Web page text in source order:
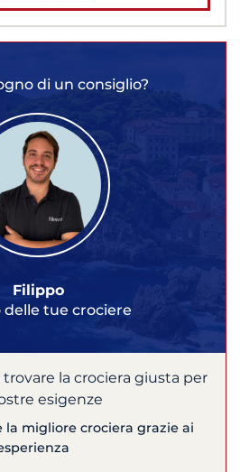
di un consiglio?
Filippo
delle tue crociere
trovare la crociera giusta per
esigenze
la migliore crociera grazie ai